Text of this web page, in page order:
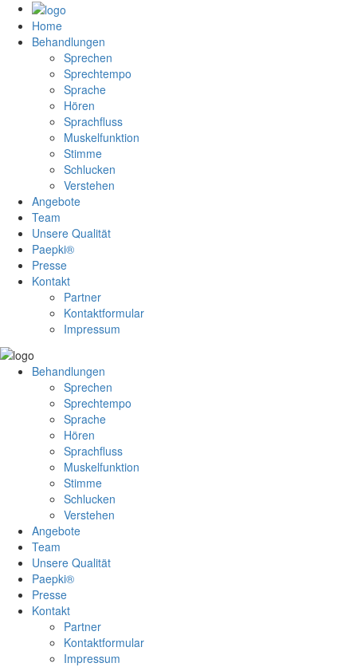
Home
Behandlungen
Sprechen
Sprechtempo
Sprache
Hören
Sprachfluss
Muskelfunktion
Stimme
Schlucken
Verstehen
Angebote
Team
Unsere Qualität
Paepki®
Presse
Kontakt
Partner
Kontaktformular
Impressum
Behandlungen
Sprechen
Sprechtempo
Sprache
Hören
Sprachfluss
Muskelfunktion
Stimme
Schlucken
Verstehen
Angebote
Team
Unsere Qualität
Paepki®
Presse
Kontakt
Partner
Kontaktformular
Impressum